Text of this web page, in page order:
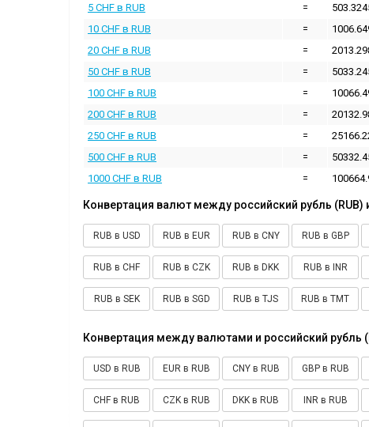
5 CHF в RUB
=
10 CHF в RUB
=
20 CHF в RUB
=
50 CHF в RUB
=
100 CHF в RUB
=
200 CHF в RUB
=
250 CHF в RUB
=
500 CHF в RUB
=
1000 CHF в RUB
=
Конвертация валют между российский рубль
RUB в USD RUB в EUR RUB в CNY RUB в GBP
RUB в CHF RUB в CZK RUB в DKK RUB в INR
RUB в SEK RUB в SGD RUB в TJS RUB в TMT
Конвертация между валютами и российский рубль
USD в RUB EUR в RUB CNY в RUB GBP в RUB
CHF в RUB CZK в RUB DKK в RUB INR в RUB